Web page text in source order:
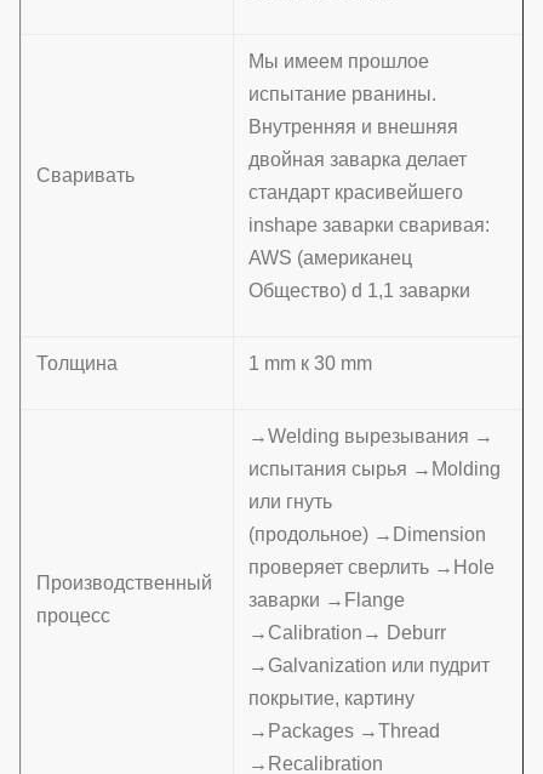
Сваривать
Мы имеем прошлое
испытание рванины.
Внутренняя и внешняя
двойная заварка делает
стандарт красивейшего
inshape заварки сваривая:
AWS (американец
Общество) d 1,1 заварки
Толщина 1 mm к 30 mm
Производственный
процесс
→Welding вырезывания →
испытания сырья →Molding
или гнуть
(продольное) →Dimension
проверяет сверлить →Hole
заварки →Flange
→Calibration→ Deburr
→Galvanization или пудрит
покрытие, картину
→Packages →Thread
→Recalibration